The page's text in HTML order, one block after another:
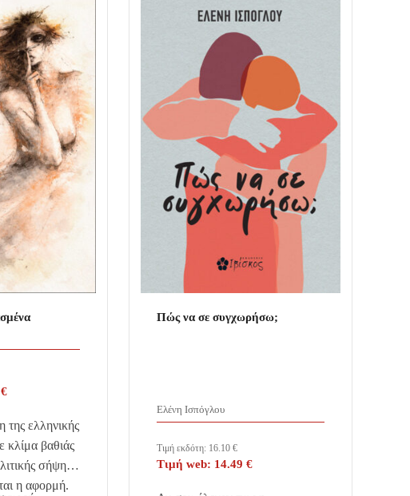
€
της ελληνικής
κλίμα βαθιάς
σήψης,
η αφορμή.
Πώς να σε συγχωρήσω;
Ελένη Ισπόγλου
Τιμή εκδότη: 16.10 €
Τιμή web: 14.49 €